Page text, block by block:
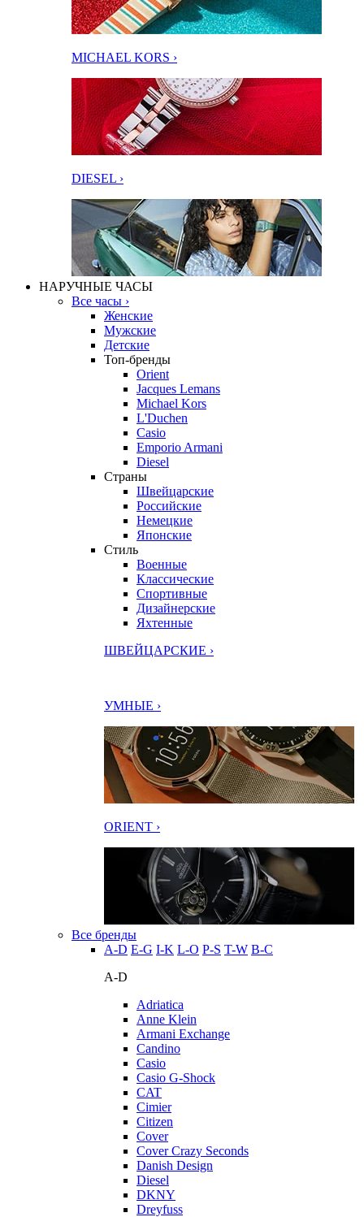
MICHAEL KORS ›
DIESEL ›
НАРУЧНЫЕ ЧАСЫ
Все часы ›
Женские
Мужские
Детские
Топ-бренды
Orient
Jacques Lemans
Michael Kors
L'Duchen
Casio
Emporio Armani
Diesel
Страны
Швейцарские
Российские
Немецкие
Японские
Стиль
Военные
Классические
Спортивные
Дизайнерские
Яхтенные
ШВЕЙЦАРСКИЕ ›
УМНЫЕ ›
ORIENT ›
Все бренды
A-D E-G I-K L-O P-S T-W В-С
A-D
Adriatica
Anne Klein
Armani Exchange
Candino
Casio
Casio G-Shock
CAT
Cimier
Citizen
Cover
Cover Crazy Seconds
Danish Design
Diesel
DKNY
Dreyfuss